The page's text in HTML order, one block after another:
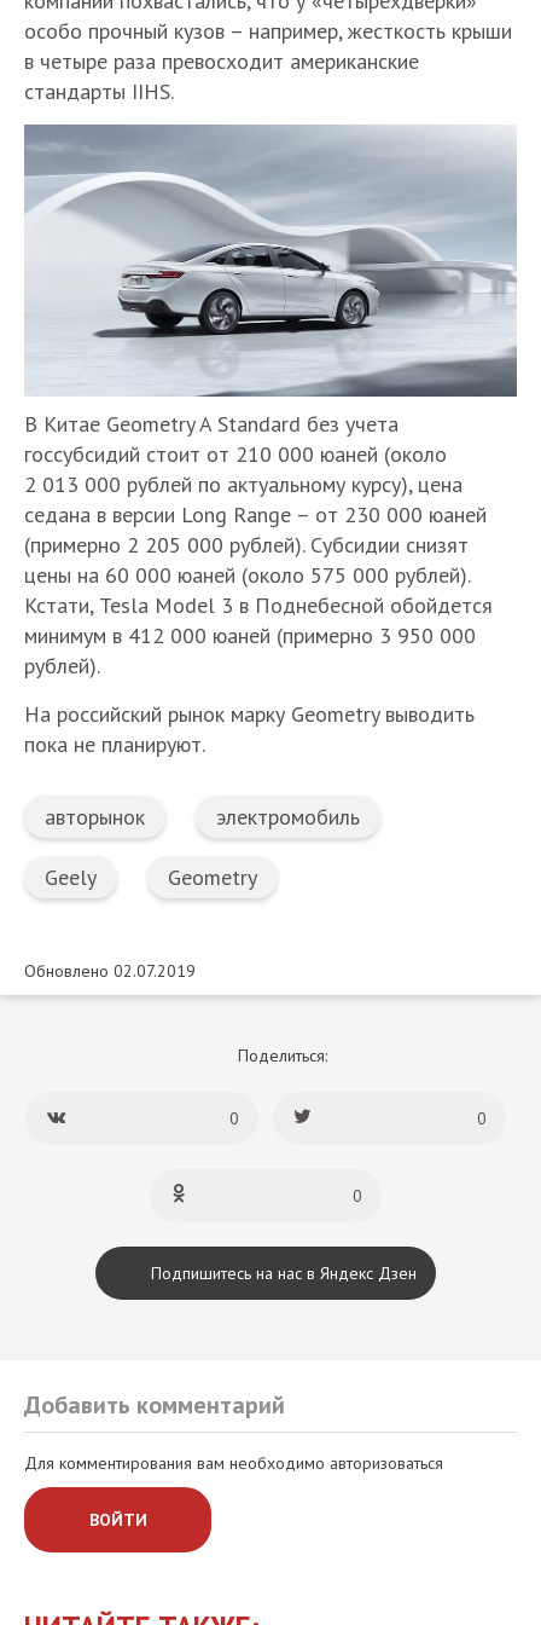
особо прочный кузов – например, жесткость крыши
в четыре раза превосходит американские
стандарты IIHS.
В Китае Geometry A Standard без учета
госсубсидий стоит от 210 000 юаней (около
2 013 000 рублей по актуальному курсу), цена
седана в версии Long Range – от 230 000 юаней
(примерно 2 205 000 рублей). Субсидии снизят
цены на 60 000 юаней (около 575 000 рублей).
Кстати, Tesla Model 3 в Поднебесной обойдется
минимум в 412 000 юаней (примерно 3 950 000
рублей).
На российский рынок марку Geometry выводить
пока не планируют.
авторынок электромобиль
Geely Geometry
Обновлено 02.07.2019
Поделиться:
0 0
0
Подпишитесь на нас в Яндекс Дзен
Добавить комментарий
Для комментирования вам необходимо авторизоваться
ВОЙТИ